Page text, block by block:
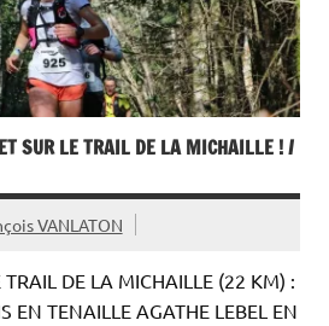
SUR LE TRAIL DE LA MICHAILLE ! /
VANLATON
TRAIL DE LA MICHAILLE (22 KM) :
EN TENAILLE AGATHE LEBEL EN